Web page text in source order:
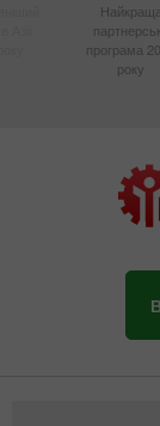
програма
року